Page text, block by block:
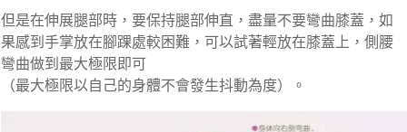
但是在伸展腿部時，要保持腿部伸直，盡量不要彎曲膝蓋，如
果感到手掌放在腳踝處較困難，可以試著輕放在膝蓋上，側腰
彎曲做到最大極限即可
（最大極限以自己的身體不會發生抖動為度）。